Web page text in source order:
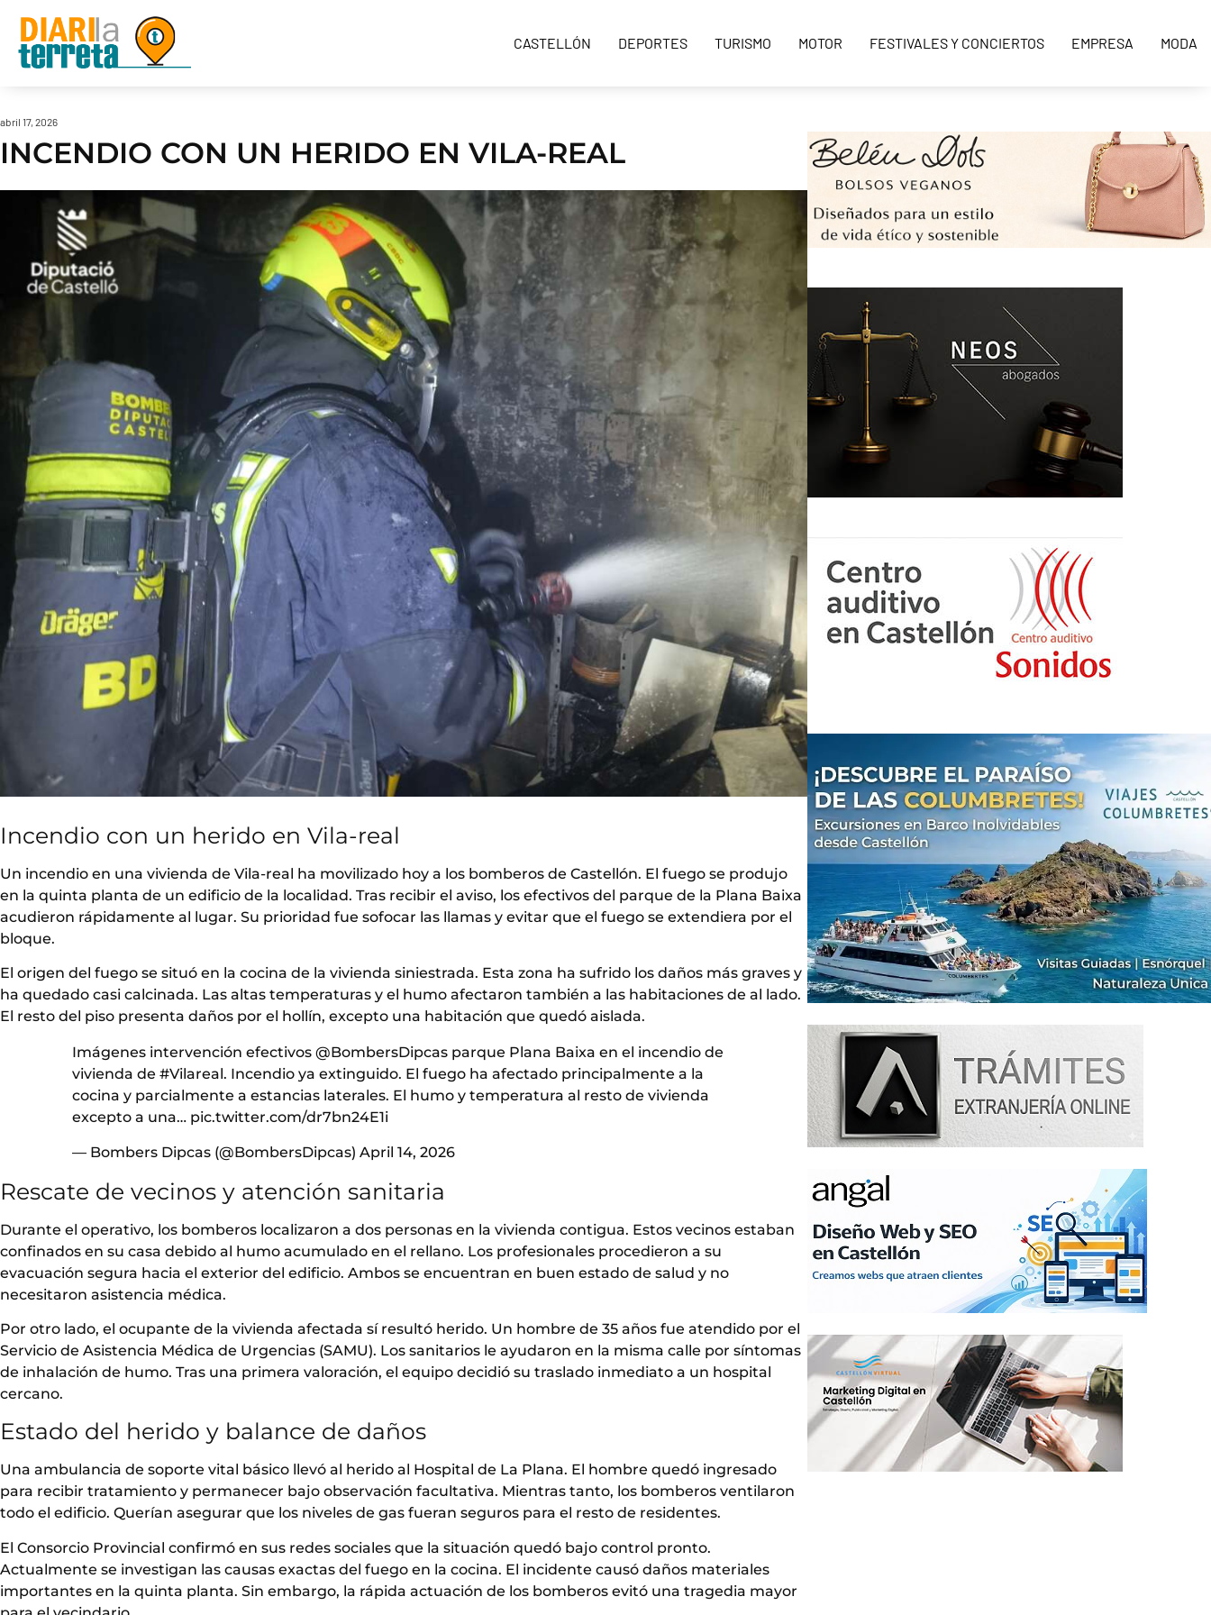
CASTELLÓN DEPORTES TURISMO MOTOR FESTIVALES Y CONCIERTOS EMPRESA MODA
abril 17, 2026
INCENDIO CON UN HERIDO EN VILA-REAL
Incendio con un herido en Vila-real
Un incendio en una vivienda de Vila-real ha movilizado hoy a los bomberos de Castellón. El fuego se produjo
en la quinta planta de un edificio de la localidad. Tras recibir el aviso, los efectivos del parque de la Plana Baixa
acudieron rápidamente al lugar. Su prioridad fue sofocar las llamas y evitar que el fuego se extendiera por el
bloque.
El origen del fuego se situó en la cocina de la vivienda siniestrada. Esta zona ha sufrido los daños más graves y
ha quedado casi calcinada. Las altas temperaturas y el humo afectaron también a las habitaciones de al lado.
El resto del piso presenta daños por el hollín, excepto una habitación que quedó aislada.
Imágenes intervención efectivos @BombersDipcas parque Plana Baixa en el incendio de
vivienda de #Vilareal. Incendio ya extinguido. El fuego ha afectado principalmente a la
cocina y parcialmente a estancias laterales. El humo y temperatura al resto de vivienda
excepto a una… pic.twitter.com/dr7bn24E1i
— Bombers Dipcas (@BombersDipcas) April 14, 2026
Rescate de vecinos y atención sanitaria
Durante el operativo, los bomberos localizaron a dos personas en la vivienda contigua. Estos vecinos estaban
confinados en su casa debido al humo acumulado en el rellano. Los profesionales procedieron a su
evacuación segura hacia el exterior del edificio. Ambos se encuentran en buen estado de salud y no
necesitaron asistencia médica.
Por otro lado, el ocupante de la vivienda afectada sí resultó herido. Un hombre de 35 años fue atendido por el
Servicio de Asistencia Médica de Urgencias (SAMU). Los sanitarios le ayudaron en la misma calle por síntomas
de inhalación de humo. Tras una primera valoración, el equipo decidió su traslado inmediato a un hospital
cercano.
Estado del herido y balance de daños
Una ambulancia de soporte vital básico llevó al herido al Hospital de La Plana. El hombre quedó ingresado
para recibir tratamiento y permanecer bajo observación facultativa. Mientras tanto, los bomberos ventilaron
todo el edificio. Querían asegurar que los niveles de gas fueran seguros para el resto de residentes.
El Consorcio Provincial confirmó en sus redes sociales que la situación quedó bajo control pronto.
Actualmente se investigan las causas exactas del fuego en la cocina. El incidente causó daños materiales
importantes en la quinta planta. Sin embargo, la rápida actuación de los bomberos evitó una tragedia mayor